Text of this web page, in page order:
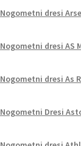
Nogometni dresi
Nogometni dresi AS
Nogometni dresi As
Nogometni Dresi